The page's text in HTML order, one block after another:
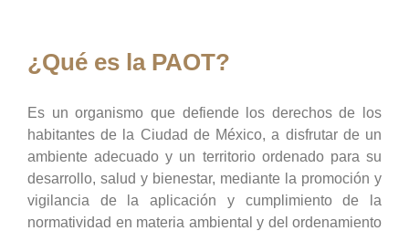
¿Qué es la PAOT?
Es un organismo que defiende los derechos de los
habitantes de la Ciudad de México, a disfrutar de un
ambiente adecuado y un territorio ordenado para su
desarrollo, salud y bienestar, mediante la promoción y
vigilancia de la aplicación y cumplimiento de la
normatividad en materia ambiental y del ordenamiento